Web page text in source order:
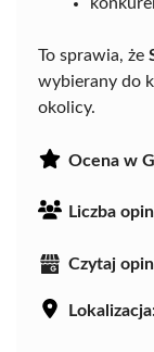
To sprawia, że
wybierany do
okolicy.
Ocena w
Liczba
Czytaj